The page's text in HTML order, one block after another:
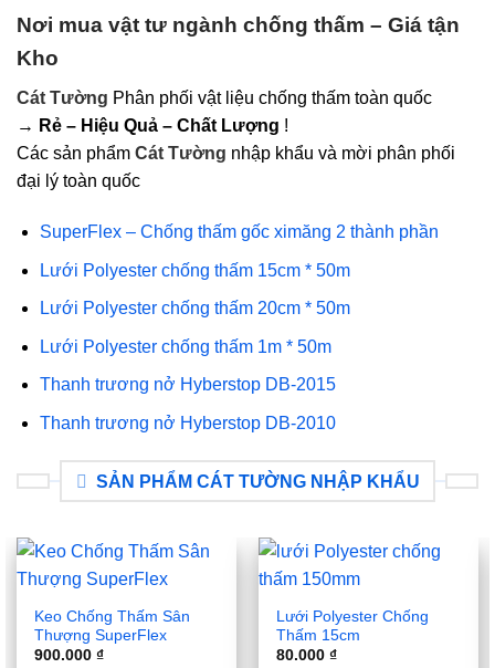
Nơi mua vật tư ngành chống thấm – Giá tận
Kho
Cát Tường Phân phối vật liệu chống thấm toàn quốc
→ Rẻ – Hiệu Quả – Chất Lượng !
Các sản phẩm Cát Tường nhập khẩu và mời phân phối
đại lý toàn quốc
SuperFlex – Chống thấm gốc ximăng 2 thành phần
Lưới Polyester chống thấm 15cm * 50m
Lưới Polyester chống thấm 20cm * 50m
Lưới Polyester chống thấm 1m * 50m
Thanh trương nở Hyberstop DB-2015
Thanh trương nở Hyberstop DB-2010
SẢN PHẨM CÁT TƯỜNG NHẬP KHẨU
Keo Chống Thấm Sân
Thượng SuperFlex
900.000₫
Lưới Polyester Chống
Thấm 15cm
80.000₫